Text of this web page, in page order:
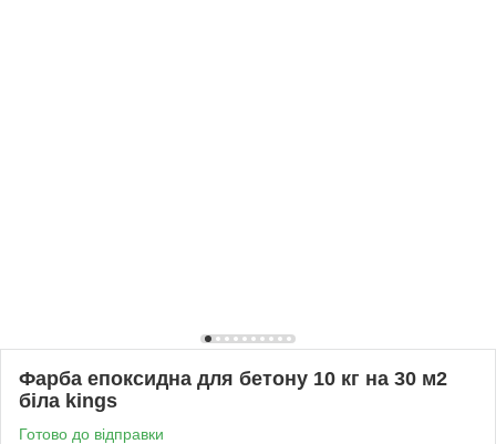
Фарба епоксидна для бетону 10 кг на 30 м2
біла kings
Готово до відправки